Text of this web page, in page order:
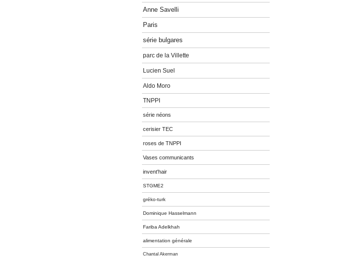
Anne Savelli
Paris
série bulgares
parc de la Villette
Lucien Suel
Aldo Moro
TNPPI
série néons
cerisier TEC
roses de TNPPI
Vases communicants
invent'hair
STGME2
gréko-turk
Dominique Hasselmann
Fariba Adelkhah
alimentation générale
Chantal Akerman